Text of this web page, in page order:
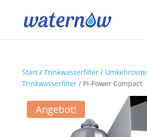
Start/ Trinkwasserfilter/
Trinkwasserfilter/ Pi-Power Compact
Angebot!